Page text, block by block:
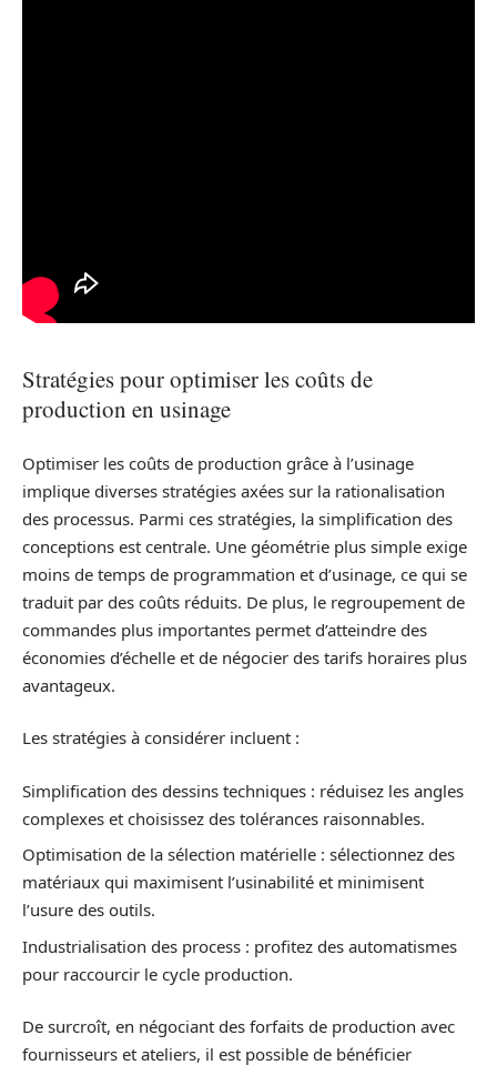
Stratégies pour optimiser les coûts de
production en usinage
Optimiser les coûts de production grâce à l’usinage
implique diverses stratégies axées sur la rationalisation
des processus. Parmi ces stratégies, la simplification des
conceptions est centrale. Une géométrie plus simple exige
moins de temps de programmation et d’usinage, ce qui se
traduit par des coûts réduits. De plus, le regroupement de
commandes plus importantes permet d’atteindre des
économies d’échelle et de négocier des tarifs horaires plus
avantageux.
Les stratégies à considérer incluent :
Simplification des dessins techniques : réduisez les angles
complexes et choisissez des tolérances raisonnables.
Optimisation de la sélection matérielle : sélectionnez des
matériaux qui maximisent l’usinabilité et minimisent
l’usure des outils.
Industrialisation des process : profitez des automatismes
pour raccourcir le cycle production.
De surcroît, en négociant des forfaits de production avec
fournisseurs et ateliers, il est possible de bénéficier